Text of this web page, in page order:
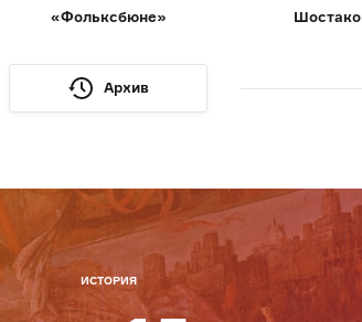
«Фольксбюне»
Архив
ИСТОРИЯ